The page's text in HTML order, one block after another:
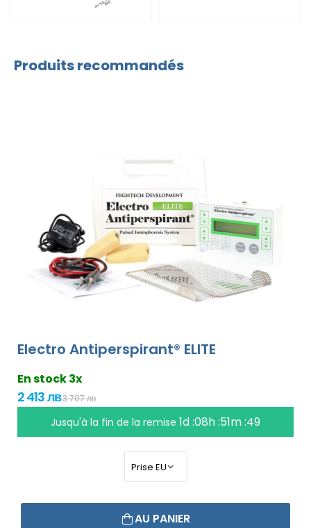
Produits recommandés
Electro Antiperspirant® ELITE
En stock 3x
2 413 лв3 707 лв
Jusqu'à la fin de la remise 1d :08h :51m :48
AU PANIER